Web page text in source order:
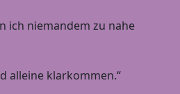
ich niemandem zu nahe
alleine klarkommen.“